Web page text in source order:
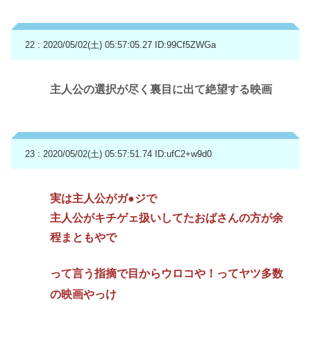
22 : 2020/05/02(土) 05:57:05.27 ID:99Cf5ZWGa
主人公の選択が尽く裏目に出て絶望する映画
23 : 2020/05/02(土) 05:57:51.74 ID:ufC2+w9d0
実は主人公がガ●ジで
主人公がキチゲェ扱いしてたおばさんの方が余
程まともやで
って言う指摘で目からウロコや！ってヤツ多数
の映画やっけ